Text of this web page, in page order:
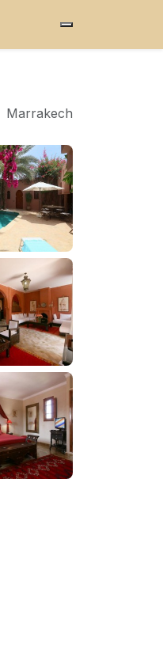
Marrakech